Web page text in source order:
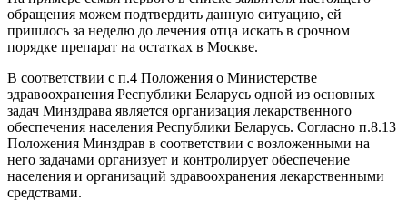
обращения можем подтвердить данную ситуацию, ей
пришлось за неделю до лечения отца искать в срочном
порядке препарат на остатках в Москве.
В соответствии с п.4 Положения о Министерстве
здравоохранения Республики Беларусь одной из основных
задач Минздрава является организация лекарственного
обеспечения населения Республики Беларусь. Согласно п.8.13
Положения Минздрав в соответствии с возложенными на
него задачами организует и контролирует обеспечение
населения и организаций здравоохранения лекарственными
средствами.